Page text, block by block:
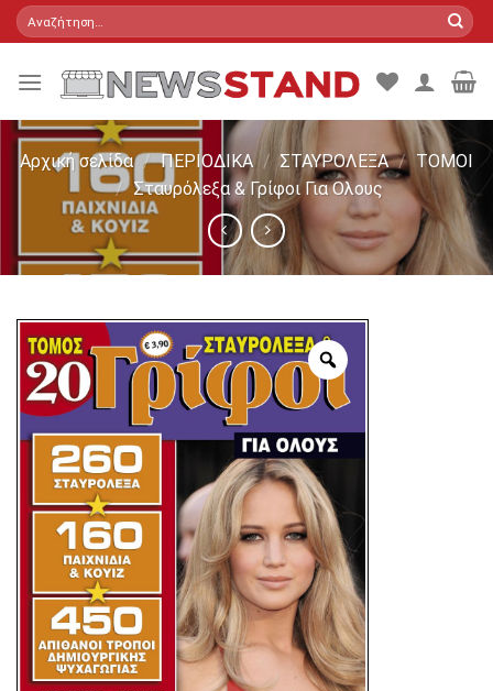
Skip
to
Αναζήτηση
για:
Αρχική σελίδα / ΠΕΡΙΟΔΙΚΑ / ΣΤΑΥΡΟΛΕΞΑ / ΤΟΜΟΙ
/ Σταυρόλεξα & Γρίφοι Για Ολους